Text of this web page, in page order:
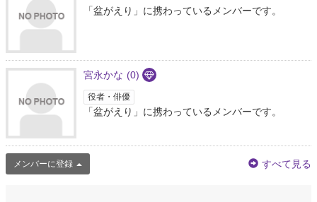
「盆がえり」に携わっているメンバーです。
宮永かな (0)
役者・俳優
「盆がえり」に携わっているメンバーです。
メンバーに登録 すべて見る